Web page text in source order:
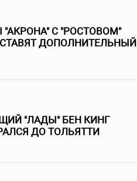
С "РОСТОВОМ"
ДОПОЛНИТЕЛЬНЫЙ
"ЛАДЫ" БЕН КИНГ
ДО ТОЛЬЯТТИ